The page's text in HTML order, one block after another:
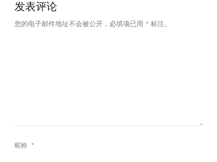
发表评论
您的电子邮件地址不会被公开， 必填项已用 * 标注。
昵称 *